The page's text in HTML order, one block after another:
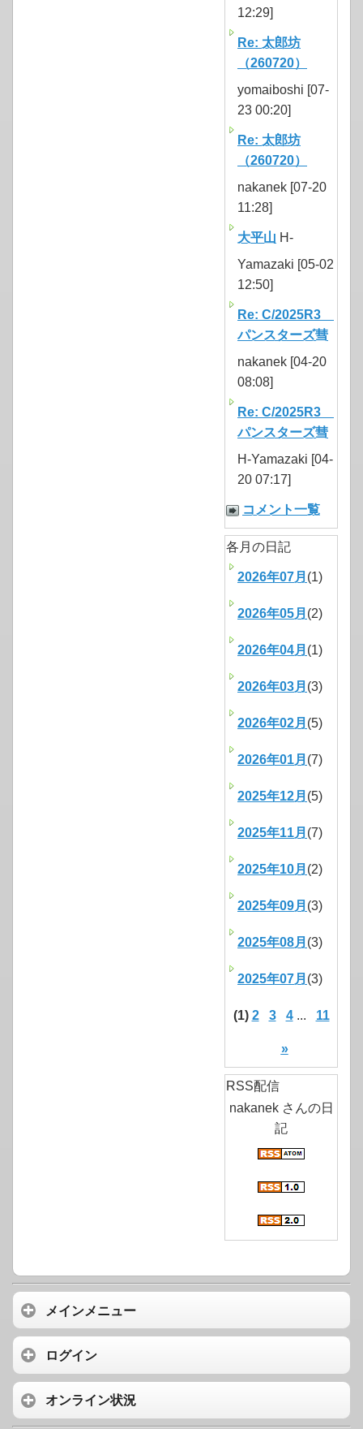
12:29]
Re: 太郎坊
（260720）
yomaiboshi [07-
23 00:20]
Re: 太郎坊
（260720）
nakanek [07-20
11:28]
大平山 H-
Yamazaki [05-02
12:50]
Re: C/2025R3
パンスターズ彗
nakanek [04-20
08:08]
Re: C/2025R3
パンスターズ彗
H-Yamazaki [04-
20 07:17]
コメント一覧
各月の日記
2026年07月 (1)
2026年05月 (2)
2026年04月 (1)
2026年03月 (3)
2026年02月 (5)
2026年01月 (7)
2025年12月 (5)
2025年11月 (7)
2025年10月 (2)
2025年09月 (3)
2025年08月 (3)
2025年07月 (3)
(1) 2 3 4... 11
»
RSS配信
nakanek さんの日
記
メインメニュー
ログイン
オンライン状況